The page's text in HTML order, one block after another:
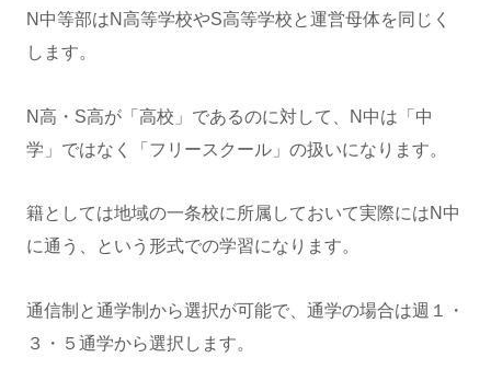
N中等部はN高等学校やS高等学校と運営母体を同じく
します。
N高・S高が「高校」であるのに対して、N中は「中
学」ではなく「フリースクール」の扱いになります。
籍としては地域の一条校に所属しておいて実際にはN中
に通う、という形式での学習になります。
通信制と通学制から選択が可能で、通学の場合は週１・
３・５通学から選択します。